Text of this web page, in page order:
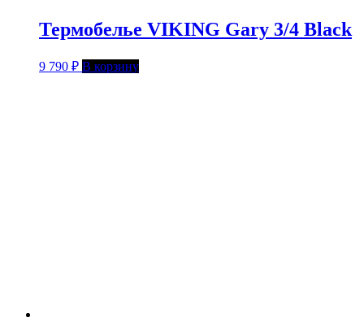
Термобелье VIKING Gary 3/4 Black
9 790 ₽ В корзину